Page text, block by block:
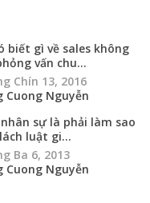
biết gì về sales không
vấn chu...
Chín 13, 2016
Cuong Nguyễn
sự là phải làm sao
luật gi...
Ba 6, 2013
Cuong Nguyễn